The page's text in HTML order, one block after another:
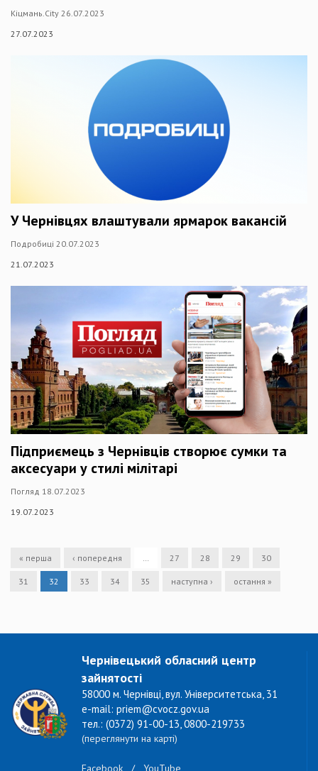
Кіцмань.City 26.07.2023
27.07.2023
У Чернівцях влаштували ярмарок вакансій
Подробиці 20.07.2023
21.07.2023
Підприємець з Чернівців створює сумки та
аксесуари у стилі мілітарі
Погляд 18.07.2023
19.07.2023
« перша ‹ попередня … 27 28 29 30
31 32 33 34 35 наступна › остання »
Чернівецький обласний центр
зайнятості
58000 м. Чернівці, вул. Університетська, 31
e-mail: priem@cvocz.gov.ua
тел.: (0372) 91-00-13, 0800-219733
(переглянути на карті)
Facebook / YouTube